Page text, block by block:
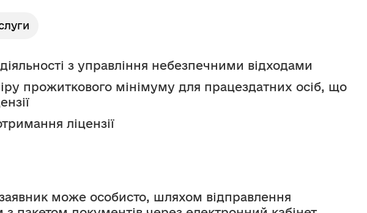
з управління небезпечними відходами
прожиткового мінімуму для працездатних осіб, що
ліцензії
може особисто, шляхом відправлення